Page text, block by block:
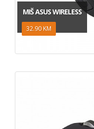
MIŠ ASUS WIRELESS
32.90 KM